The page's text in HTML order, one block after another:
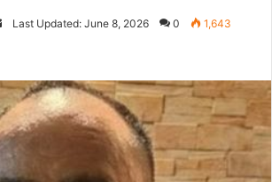
SendLast Updated: June 8, 2026 0 1,643